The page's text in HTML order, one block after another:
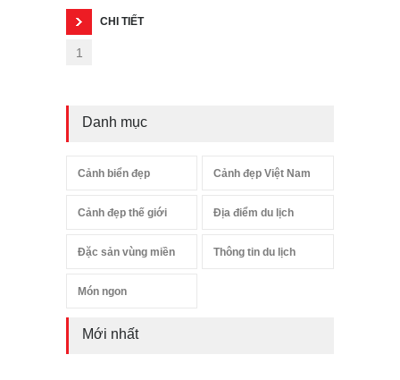
CHI TIẾT
1
Danh mục
Cảnh biển đẹp Cảnh đẹp Việt Nam
Cảnh đẹp thế giới Địa điểm du lịch
Đặc sản vùng miền Thông tin du lịch
Món ngon
Mới nhất